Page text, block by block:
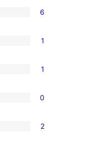
6
1
1
0
2